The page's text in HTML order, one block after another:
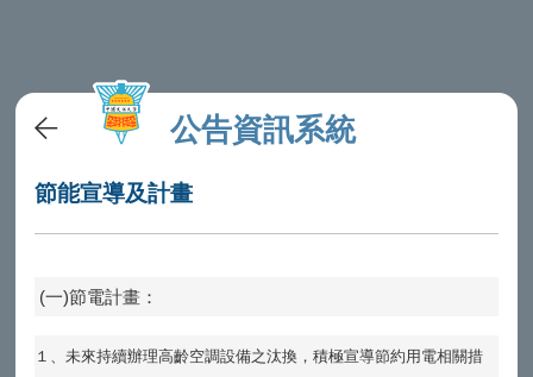
公告資訊系統
節能宣導及計畫
(一)節電計畫：
１、未來持續辦理高齡空調設備之汰換，積極宣導節約用電相關措